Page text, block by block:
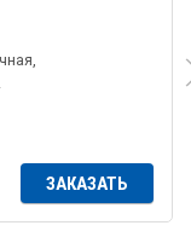
ЗАКАЗАТЬ